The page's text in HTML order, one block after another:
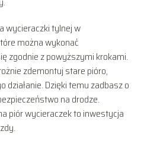
wycieraczki tylnej w
można wykonać
zgodnie z powyższymi krokami.
zdemontuj stare pióro,
Dzięki temu zadbasz o
na drodze.
piór wycieraczek to inwestycja